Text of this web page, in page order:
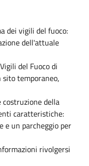
dei vigili del fuoco:
dell'attuale
del Fuoco di
temporaneo,
della
caratteristiche:
e un parcheggio per
rivolgersi